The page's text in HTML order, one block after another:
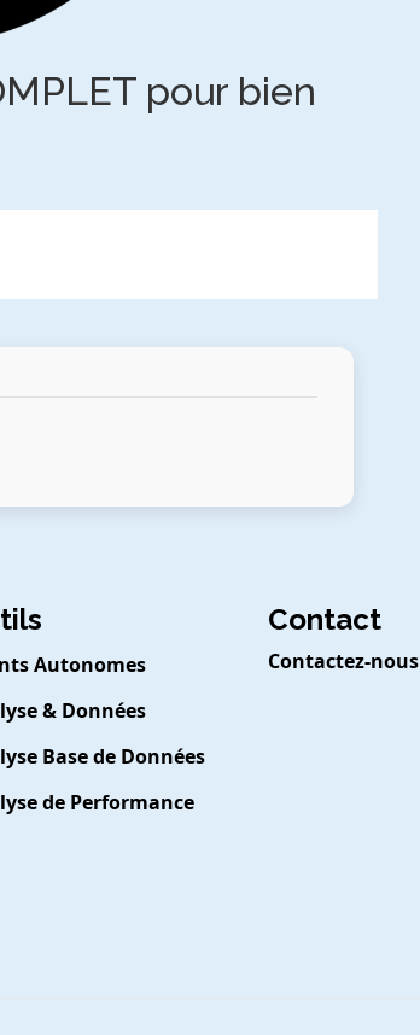
pour bien
Autonomes
& Données
Base de Données
de Performance
Contact
Contactez-nous